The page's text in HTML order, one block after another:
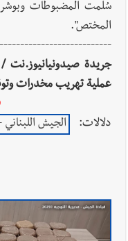
سُلّمت المضبوطات وبوشر
المختص".
جريدة صيدونيانيوز.نت /
عملية تهريب مخدرات
دلالات:
الجيش